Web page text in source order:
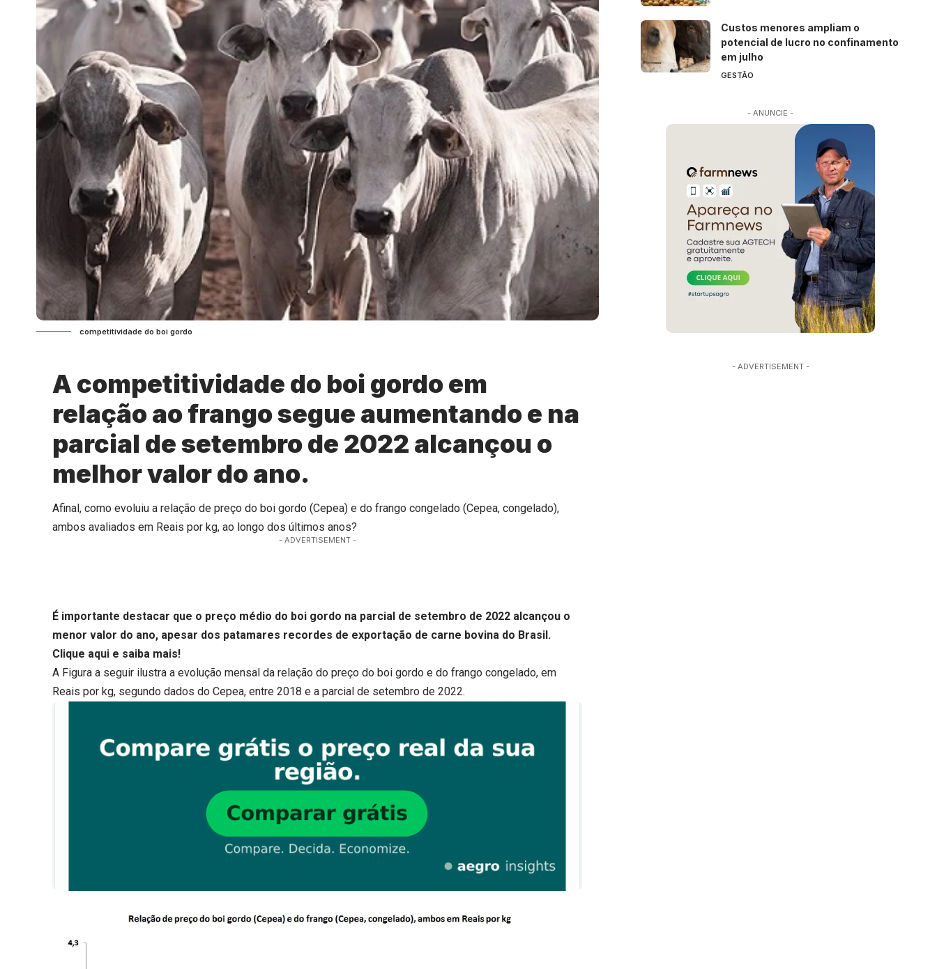
competitividade do boi gordo
A competitividade do boi gordo em
relação ao frango segue aumentando e na
parcial de setembro de 2022 alcançou o
melhor valor do ano.
Afinal, como evoluiu a relação de preço do boi gordo (Cepea) e do frango congelado (Cepea, congelado),
ambos avaliados em Reais por kg, ao longo dos últimos anos?
- ADVERTISEMENT -
É importante destacar que o preço médio do boi gordo na parcial de setembro de 2022 alcançou o
menor valor do ano, apesar dos patamares recordes de exportação de carne bovina do Brasil.
Clique aqui e saiba mais!
A Figura a seguir ilustra a evolução mensal da relação do preço do boi gordo e do frango congelado, em
Reais por kg, segundo dados do Cepea, entre 2018 e a parcial de setembro de 2022.
Custos menores ampliam o
potencial de lucro no confinamento
em julho
GESTÃO
- ANUNCIE -
- ADVERTISEMENT -